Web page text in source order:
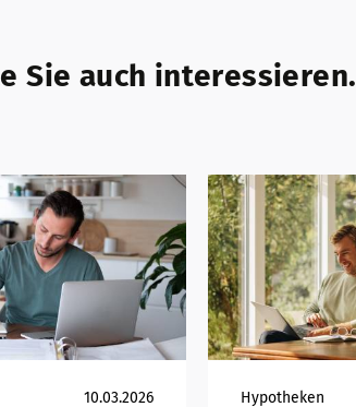
Sie auch interessieren.
10.03.2026 Hypotheken